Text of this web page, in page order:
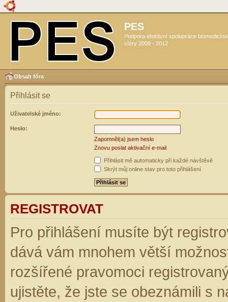
PES
Podpora efektivní spolupráce
sféry 2009 - 2012
Obsah fóra
Přihlásit se
Uživatelské jméno:
Heslo:
Zapomněl(a) jsem heslo
Znovu poslat aktivační e-mail
Přihlásit mě automaticky při každé návštěvě
Skrýt můj online stav pro toto přihlášení
REGISTROVAT
Pro přihlášení musíte být
dává vám mnohem větší
rozšířené pravomoci
ujistěte, že jste se obeznámili s